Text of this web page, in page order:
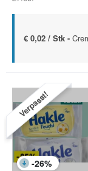
€ 0,02 / Stk -
Verpasst!
-26%